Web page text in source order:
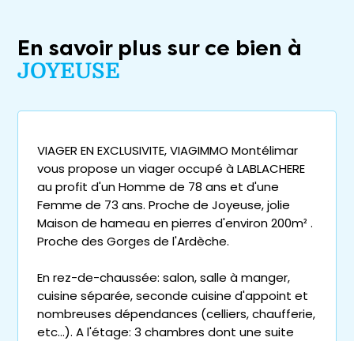
En savoir plus sur ce bien à
JOYEUSE
VIAGER EN EXCLUSIVITE, VIAGIMMO Montélimar
vous propose un viager occupé à LABLACHERE
au profit d'un Homme de 78 ans et d'une
Femme de 73 ans. Proche de Joyeuse, jolie
Maison de hameau en pierres d'environ 200m² .
Proche des Gorges de l'Ardèche.
En rez-de-chaussée: salon, salle à manger,
cuisine séparée, seconde cuisine d'appoint et
nombreuses dépendances (celliers, chaufferie,
etc...). A l'étage: 3 chambres dont une suite